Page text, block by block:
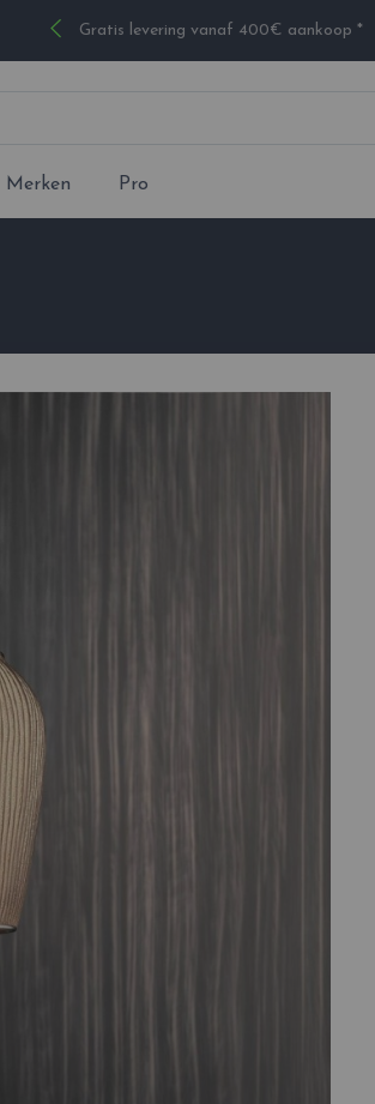
Gratis levering vanaf 400€ aankoop *
Merken Pro